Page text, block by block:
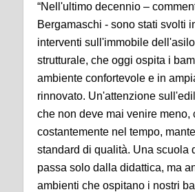
“Nell'ultimo decennio –
Bergamaschi - sono stati svolti
interventi sull'immobile
strutturale, che oggi ospita i
ambiente confortevole e in
rinnovato. Un'attenzione
che non deve mai venire meno,
costantemente nel tempo,
standard di qualità. Una scuola
passa solo dalla didattica, ma
ambienti che ospitano i nostri